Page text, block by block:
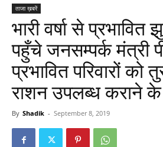
ताजा ख़बरें
भारी वर्षा से प्रभावित
पहुँचे जनसम्पर्क मंत्री
प्रभावित परिवारों को
राशन उपलब्ध कराने के
By Shadik - September 8, 2019